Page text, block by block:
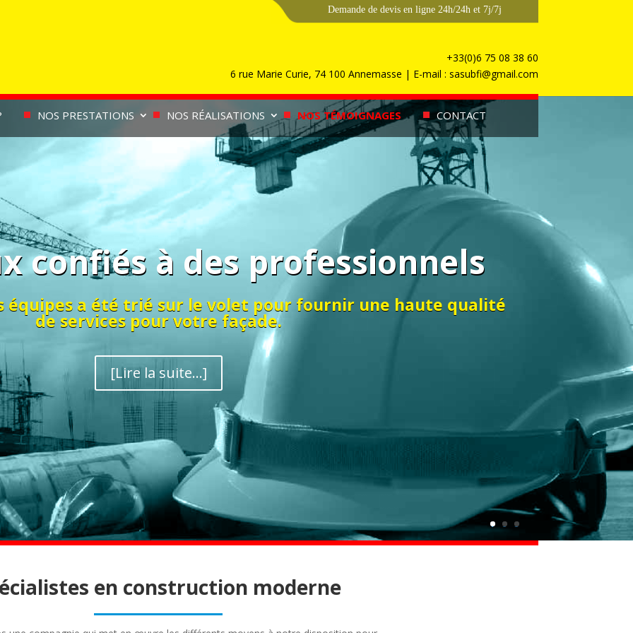
Demande de devis en ligne 24h/24h et 7j/7j
+33(0)6 75 08 38 60
6 rue Marie Curie, 74 100 Annemasse | E-mail : sasubfi@gmail.com
NOS PRESTATIONS NOS RÉALISATIONS NOS TÉMOIGNAGES CONTACT
confiés à des professionnels
équipes a été trié sur le volet pour fournir une haute qualité
de services pour votre façade.
[Lire la suite...]
1 2 3
en construction moderne